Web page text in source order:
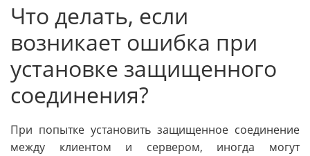
Что делать, если
возникает ошибка при
установке защищенного
соединения?
При попытке установить защищенное соединение
между клиентом и сервером, иногда могут